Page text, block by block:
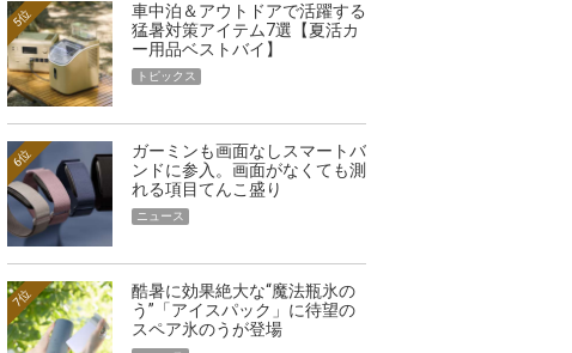
車中泊＆アウトドアで活躍する
猛暑対策アイテム7選【夏活カ
ー用品ベストバイ】
5位
トピックス
ガーミンも画面なしスマートバ
ンドに参入。画面がなくても測
れる項目てんこ盛り
6位
ニュース
酷暑に効果絶大な“魔法瓶氷の
う”「アイスパック」に待望の
スペア氷のうが登場
7位